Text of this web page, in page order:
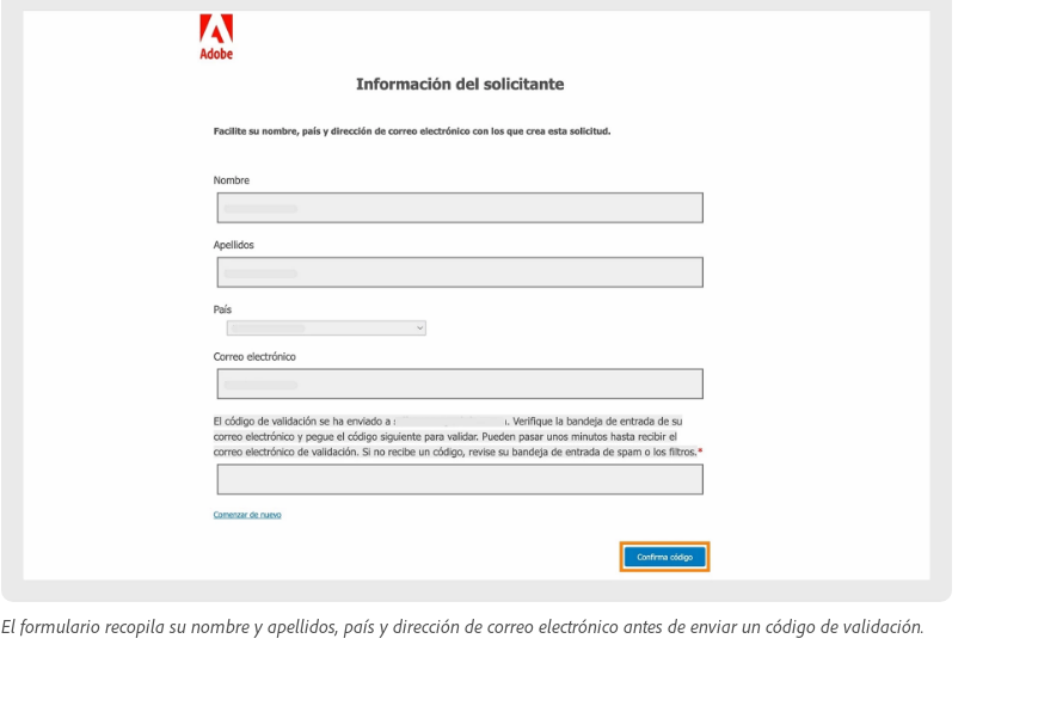
El formulario recopila su nombre y apellidos, país y dirección de correo electrónico antes de enviar un código de validación.